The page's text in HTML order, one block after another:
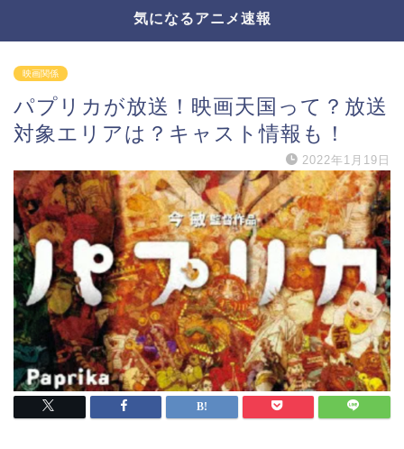
気になるアニメ速報
映画関係
パプリカが放送！映画天国って？放送
対象エリアは？キャスト情報も！
2022年1月19日